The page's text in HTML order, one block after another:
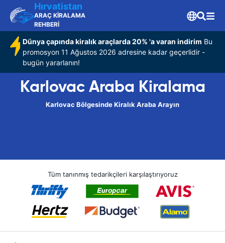
Hırvatistan
ARAÇ KİRALAMA
REHBERİ
Dünya çapında kiralık araçlarda 20% 'a varan indirim Bu
promosyon 11 Ağustos 2026 adresine kadar geçerlidir -
bugün yararlanın!
Karlovac Araba Kiralama
Karlovac Bölgesinde Kiralık Araba Arayın
Tüm tanınmış tedarikçileri karşılaştırıyoruz